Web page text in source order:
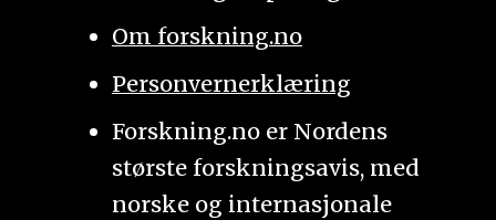
Om forskning.no
Personvernerklæring
Forskning.no er Nordens
største forskningsavis, med
norske og internasjonale